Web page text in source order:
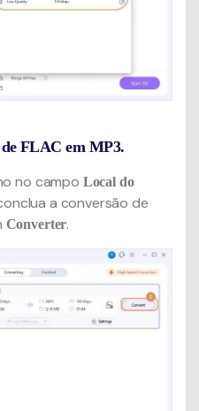
FLAC em MP3.
no campo Local do
a conversão de
Converter.